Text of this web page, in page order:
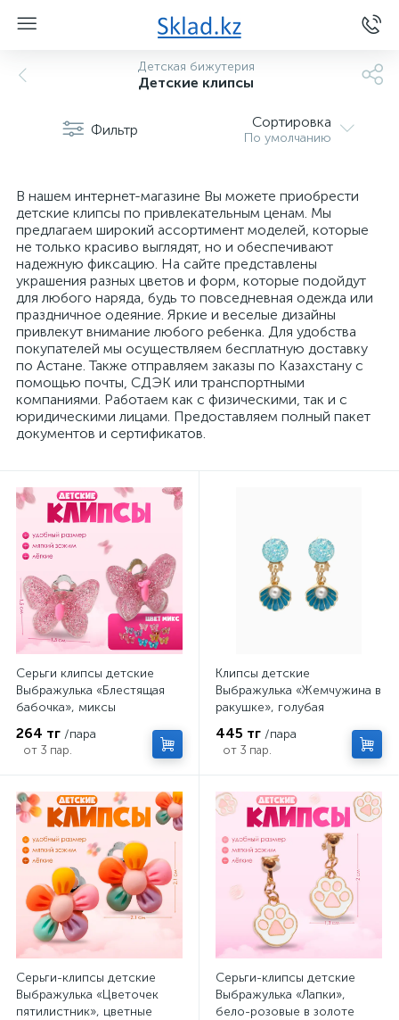
Детская бижутерия
Детские клипсы
Фильтр Сортировка
По умолчанию
В нашем интернет-магазине Вы можете приобрести
детские клипсы по привлекательным ценам. Мы
предлагаем широкий ассортимент моделей, которые
не только красиво выглядят, но и обеспечивают
надежную фиксацию. На сайте представлены
украшения разных цветов и форм, которые подойдут
для любого наряда, будь то повседневная одежда или
праздничное одеяние. Яркие и веселые дизайны
привлекут внимание любого ребенка. Для удобства
покупателей мы осуществляем бесплатную доставку
по Астане. Также отправляем заказы по Казахстану с
помощью почты, СДЭК или транспортными
компаниями. Работаем как с физическими, так и с
юридическими лицами. Предоставляем полный пакет
документов и сертификатов.
Серьги клипсы детские
Выбражулька «Блестящая
бабочка», миксы
264 тг /пара
от 3 пар.
Клипсы детские
Выбражулька «Жемчужина в
ракушке», голубая
445 тг /пара
от 3 пар.
Серьги-клипсы детские
Выбражулька «Цветочек
пятилистник», цветные
Серьги-клипсы детские
Выбражулька «Лапки»,
бело-розовые в золоте